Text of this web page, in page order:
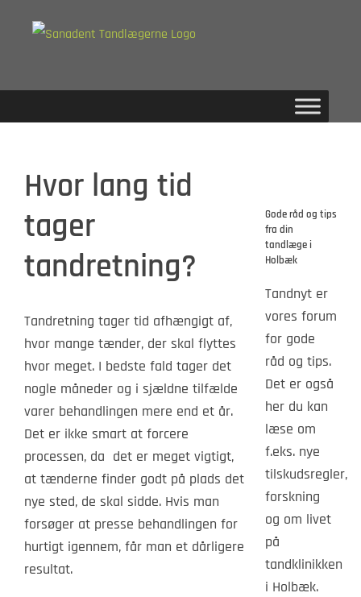
Hvor lang tid
tager
tandretning?
Tandretning tager tid afhængigt af,
hvor mange tænder, der skal flyttes
hvor meget. I bedste fald tager det
nogle måneder og i sjældne tilfælde
varer behandlingen mere end et år.
Det er ikke smart at forcere
processen, da det er meget vigtigt,
at tænderne finder godt på plads det
nye sted, de skal sidde. Hvis man
forsøger at presse behandlingen for
hurtigt igennem, får man et dårligere
resultat.
Gode råd og tips
fra din
tandlæge i
Holbæk
Tandnyt er
vores forum
for gode
råd og tips.
Det er også
her du kan
læse om
f.eks. nye
tilskudsregler,
forskning
og om livet
på
tandklinikken
i Holbæk.